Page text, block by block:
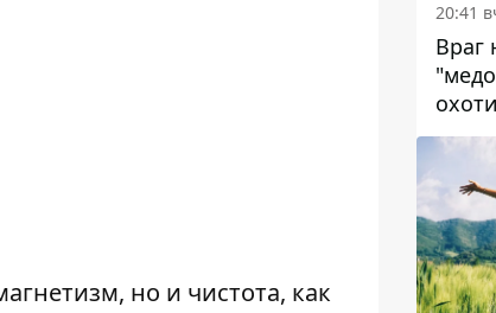
но и чистота, как
20:41
Враг